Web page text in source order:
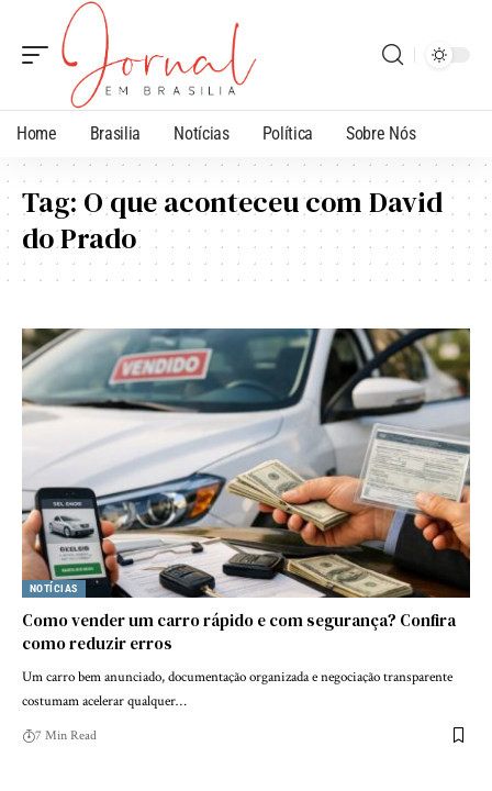
Home Brasilia Notícias Política Sobre Nós
Tag: O que aconteceu com David
do Prado
NOTÍCIAS
Como vender um carro rápido e com segurança? Confira
como reduzir erros
Um carro bem anunciado, documentação organizada e negociação transparente
costumam acelerar qualquer…
7 Min Read